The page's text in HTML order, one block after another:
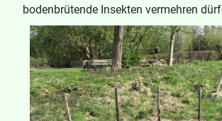
bodenbrütende Insekten vermehren